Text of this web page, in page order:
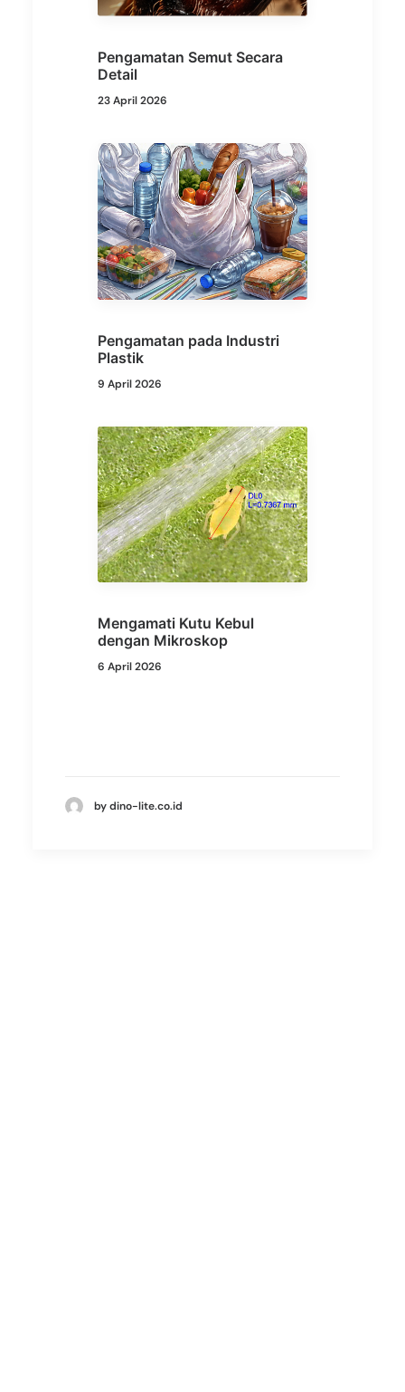
Pengamatan Semut Secara
Detail
23 April 2026
Pengamatan pada Industri
Plastik
9 April 2026
Mengamati Kutu Kebul
dengan Mikroskop
6 April 2026
by dino-lite.co.id